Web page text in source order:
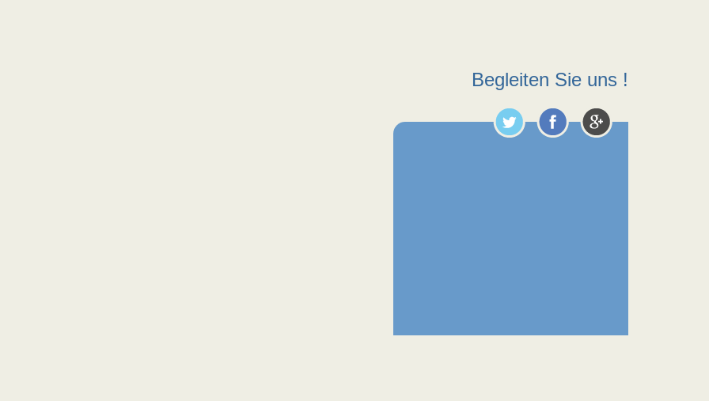
Begleiten Sie uns !